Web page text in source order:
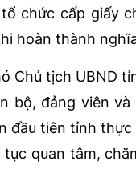
chức cấp giấy
hoàn thành
Chủ tịch UBND
bộ, đảng viên
đầu tiên tỉnh
tục quan tâm,